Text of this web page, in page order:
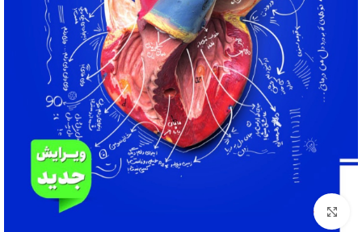
Click to enlarge